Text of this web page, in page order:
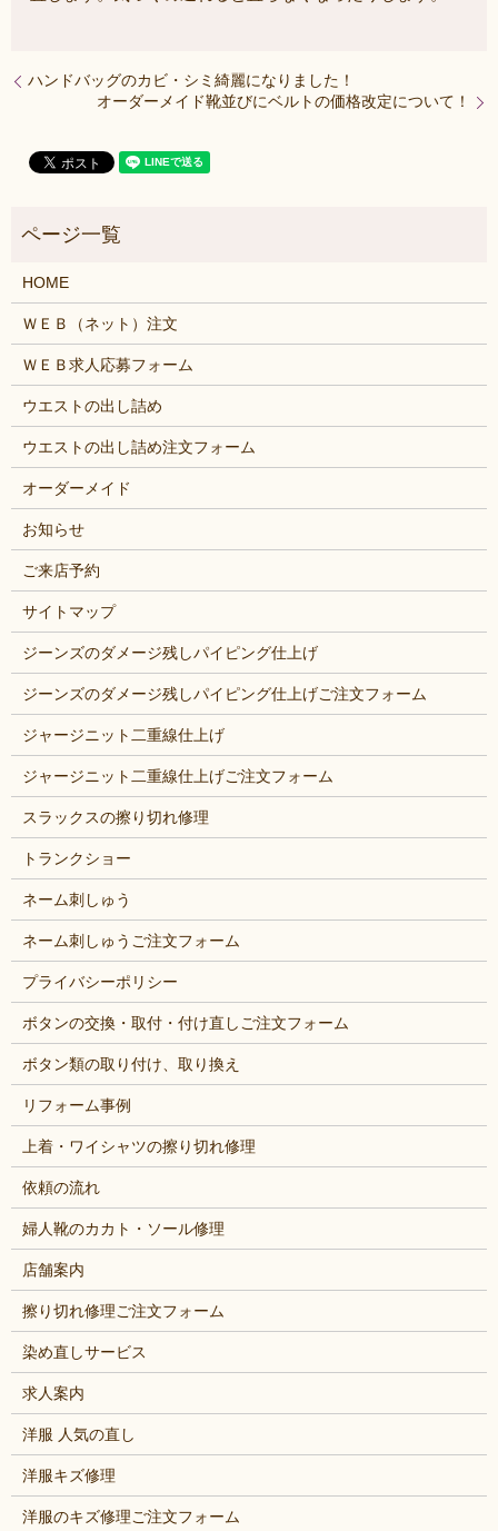
ハンドバッグのカビ・シミ綺麗になりました！
オーダーメイド靴並びにベルトの価格改定について！
HOME
ＷＥＢ（ネット）注文
ＷＥＢ求人応募フォーム
ウエストの出し詰め
ウエストの出し詰め注文フォーム
オーダーメイド
お知らせ
ご来店予約
サイトマップ
ジーンズのダメージ残しパイピング仕上げ
ジーンズのダメージ残しパイピング仕上げご注文フォーム
ジャージニット二重線仕上げ
ジャージニット二重線仕上げご注文フォーム
スラックスの擦り切れ修理
トランクショー
ネーム刺しゅう
ネーム刺しゅうご注文フォーム
プライバシーポリシー
ボタンの交換・取付・付け直しご注文フォーム
ボタン類の取り付け、取り換え
リフォーム事例
上着・ワイシャツの擦り切れ修理
依頼の流れ
婦人靴のカカト・ソール修理
店舗案内
擦り切れ修理ご注文フォーム
染め直しサービス
求人案内
洋服 人気の直し
洋服キズ修理
洋服のキズ修理ご注文フォーム